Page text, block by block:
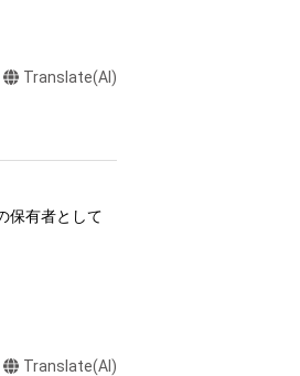
Translate(AI)
保有者として
Translate(AI)